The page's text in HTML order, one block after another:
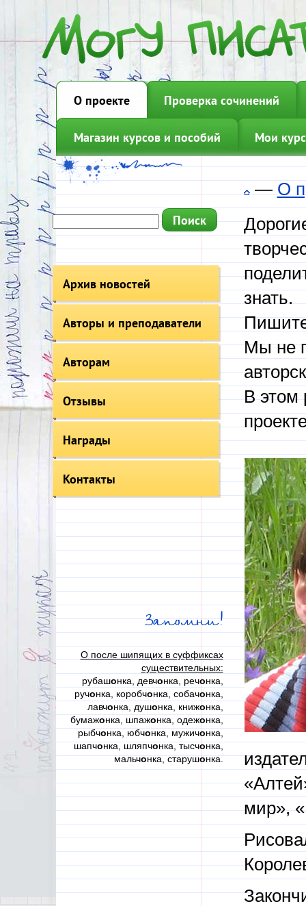
О проекте Проверка сочинений
Магазин курсов и пособий Мои
Архив новостей
Авторы и преподаватели
Авторам
Отзывы
Награды
Контакты
Запомни!
О после шипящих в суффиксах
существительных:
рубашонка, девчонка, речонка,
ручонка, коробчонка, собачонка,
лавчонка, душонка, книжонка,
бумажонка, шпажонка, одежонка,
рыбчонка, юбчонка, мужичонка,
шапчонка, шляпчонка, тысчонка,
мальчонка, старушонка.
—О
знать.
Мы не
В этом
мир»,